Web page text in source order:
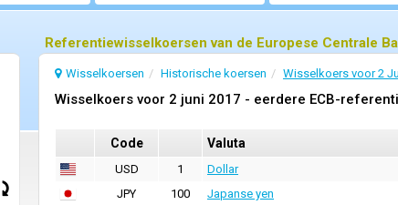
Referentiewisselkoersen van de Europese Centrale
Wisselkoersen Historische koersen Wisselkoers voor 2
Wisselkoers voor 2 juni 2017 - eerdere ECB-
Code Valuta
USD 1 Dollar
JPY
100 Japanse yen